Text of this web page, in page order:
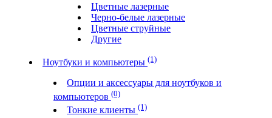
Цветные лазерные
Черно-белые лазерные
Цветные струйные
Другие
Ноутбуки и компьютеры (1)
Опции и аксессуары для ноутбуков и
компьютеров (0)
Тонкие клиенты (1)